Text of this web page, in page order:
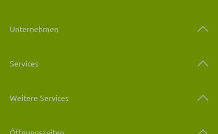
Unternehmen
Services
Weitere Services